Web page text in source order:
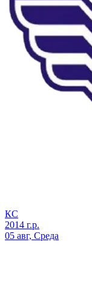
КС
2014 г.р.
05 авг, Среда